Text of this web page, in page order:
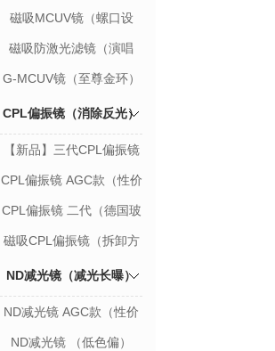
影）
磁吸MCUV镜（螺口设
计）
磁吸防激光滤镜（演唱
会）
G-MCUV镜（至尊金环）
CPL偏振镜（消除反光）
【新品】三代CPL偏振镜
CPL偏振镜 AGC款（性价
比款）
CPL偏振镜 二代（德国玻
璃）
磁吸CPL偏振镜（拆卸方
ND减光镜（减光长曝）
ND减光镜 AGC款（性价
比款）
ND减光镜 （低色偏）